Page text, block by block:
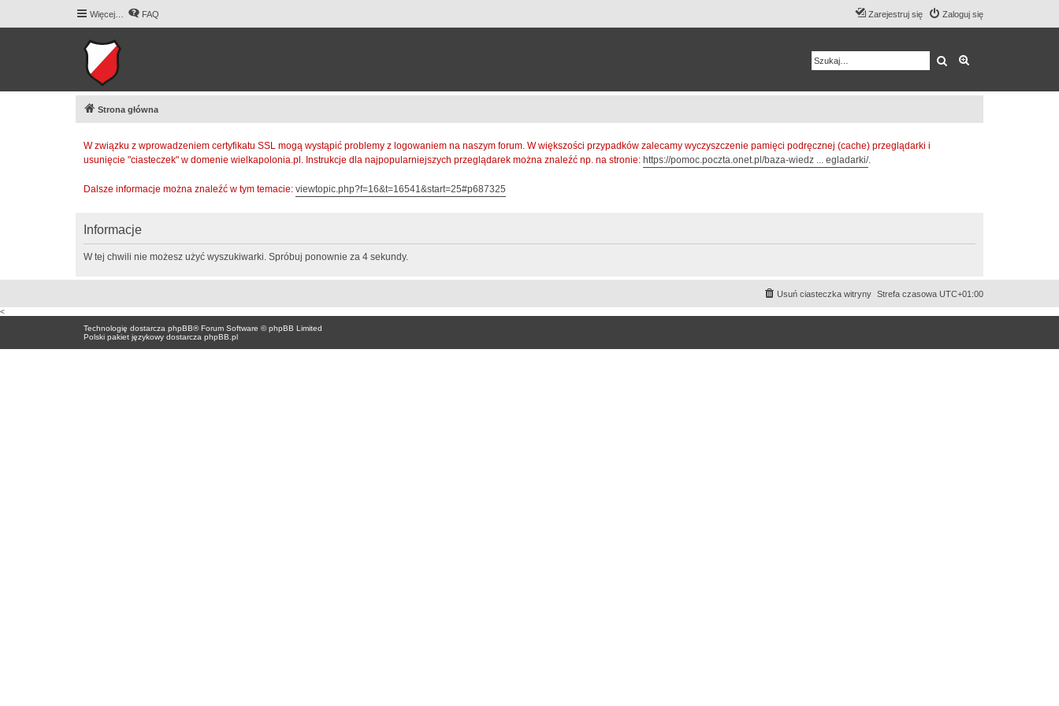
Więcej… FAQ Zaloguj się
Zarejestruj się
Szukaj
Strona główna
W związku z wprowadzeniem certyfikatu SSL mogą wystąpić problemy z logowaniem na naszym forum. W większości przypadków zalecamy wyczyszczenie pamięci podręcznej (cache) przeglądarki i
usunięcie "ciasteczek" w domenie wielkapolonia.pl. Instrukcje dla najpopularniejszych przeglądarek można znaleźć np. na stronie: https://pomoc.poczta.onet.pl/baza-wiedz ... egladarki/.
Dalsze informacje można znaleźć w tym temacie: viewtopic.php?f=16&t=16541&start=25#p687325
Informacje
W tej chwili nie możesz użyć wyszukiwarki. Spróbuj ponownie za 4 sekundy.
Strefa czasowa UTC+01:00
Usuń ciasteczka witryny
<
Technologię dostarcza phpBB® Forum Software © phpBB Limited
Polski pakiet językowy dostarcza phpBB.pl